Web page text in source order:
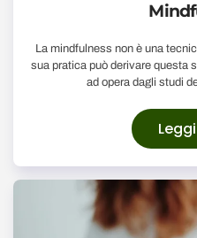
La mindfulness non è una
sua pratica può derivare questa
ad opera dagli studi